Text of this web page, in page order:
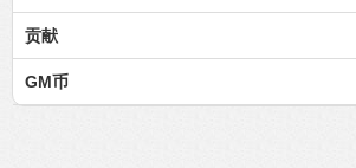
贡献
GM币